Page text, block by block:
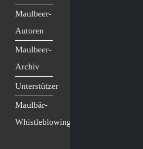
Maulbeer-
Autoren
Maulbeer-
Archiv
Unterstützer
Maulbär-
Whistleblowing